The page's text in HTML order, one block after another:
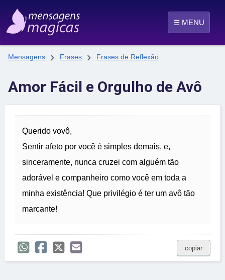
☰ MENU
Mensagens  Frases  Frases de Reflexão
Amor Fácil e Orgulho de Avô
Querido vovô,
Sentir afeto por você é simples demais, e,
sinceramente, nunca cruzei com alguém tão
adorável e companheiro como você em toda a
minha existência! Que privilégio é ter um avô tão
marcante!
copiar